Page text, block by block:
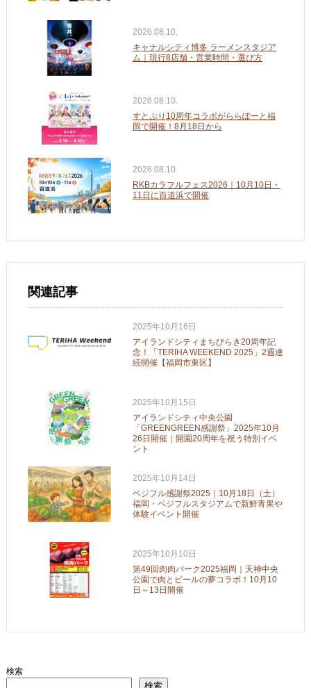
2026.08.10.
キャナルシティ博多 ラーメンスタジア
ム｜現行8店舗・営業時間・選び方
2026.08.10.
すとぷり10周年コラボがららぽーと福
岡で開催！8月18日から
2026.08.10.
RKBカラフルフェス2026｜10月10日・
11日に百道浜で開催
関連記事
2025年10月16日
アイランドシティまちびらき20周年記
念！「TERIHA WEEKEND 2025」2週連
続開催【福岡市東区】
2025年10月15日
アイランドシティ中央公園
「GREENGREEN感謝祭」2025年10月
26日開催｜開園20周年を祝う特別イベ
ント
2025年10月14日
ベジフル感謝祭2025｜10月18日（土）
福岡・ベジフルスタジアムで新鮮青果や
体験イベント開催
2025年10月10日
第49回肉肉パーク2025福岡｜天神中央
公園で肉とビールの夢コラボ！10月10
日～13日開催
検索
検索